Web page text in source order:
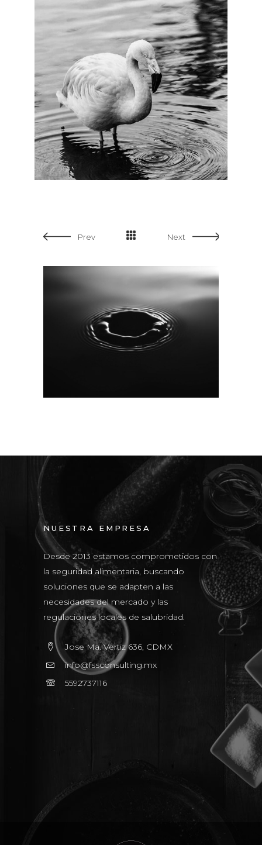
Prev Next
SINGLE
NUESTRA EMPRESA
Desde 2013 estamos comprometidos con
la seguridad alimentaria, buscando
soluciones que se adapten a las
necesidades del mercado y las
regulaciones locales de salubridad.
Jose Ma. Vertiz 636, CDMX
info@fssconsulting.mx
5592737116